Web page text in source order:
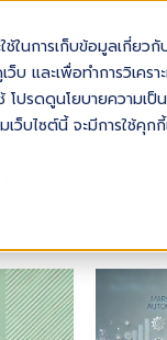
นการเก็บข้อมูลเกี่ย
และเพื่อทำการวิเคร
ปรดดูนโยบายความเป็
บไซต์นี้ จะมีการใช้คุก
ABOUT US